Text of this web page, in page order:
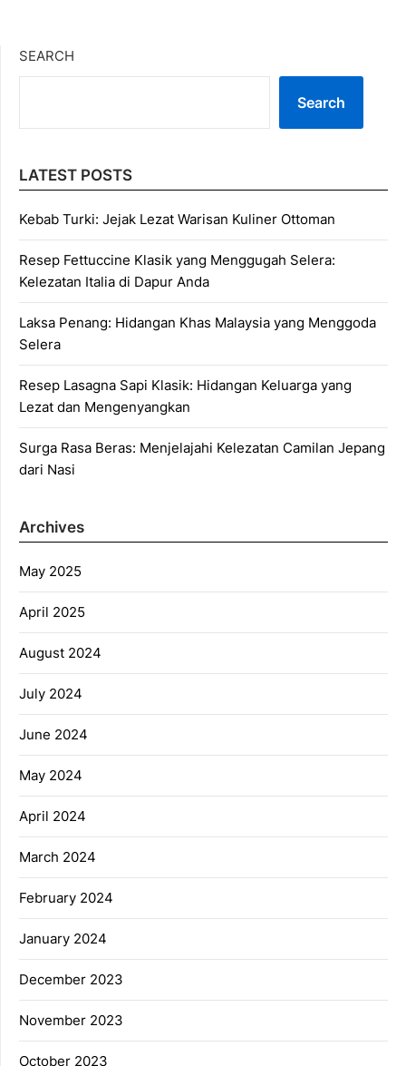
SEARCH
Search
LATEST POSTS
Kebab Turki: Jejak Lezat Warisan Kuliner Ottoman
Resep Fettuccine Klasik yang Menggugah Selera:
Kelezatan Italia di Dapur Anda
Laksa Penang: Hidangan Khas Malaysia yang Menggoda
Selera
Resep Lasagna Sapi Klasik: Hidangan Keluarga yang
Lezat dan Mengenyangkan
Surga Rasa Beras: Menjelajahi Kelezatan Camilan Jepang
dari Nasi
Archives
May 2025
April 2025
August 2024
July 2024
June 2024
May 2024
April 2024
March 2024
February 2024
January 2024
December 2023
November 2023
October 2023